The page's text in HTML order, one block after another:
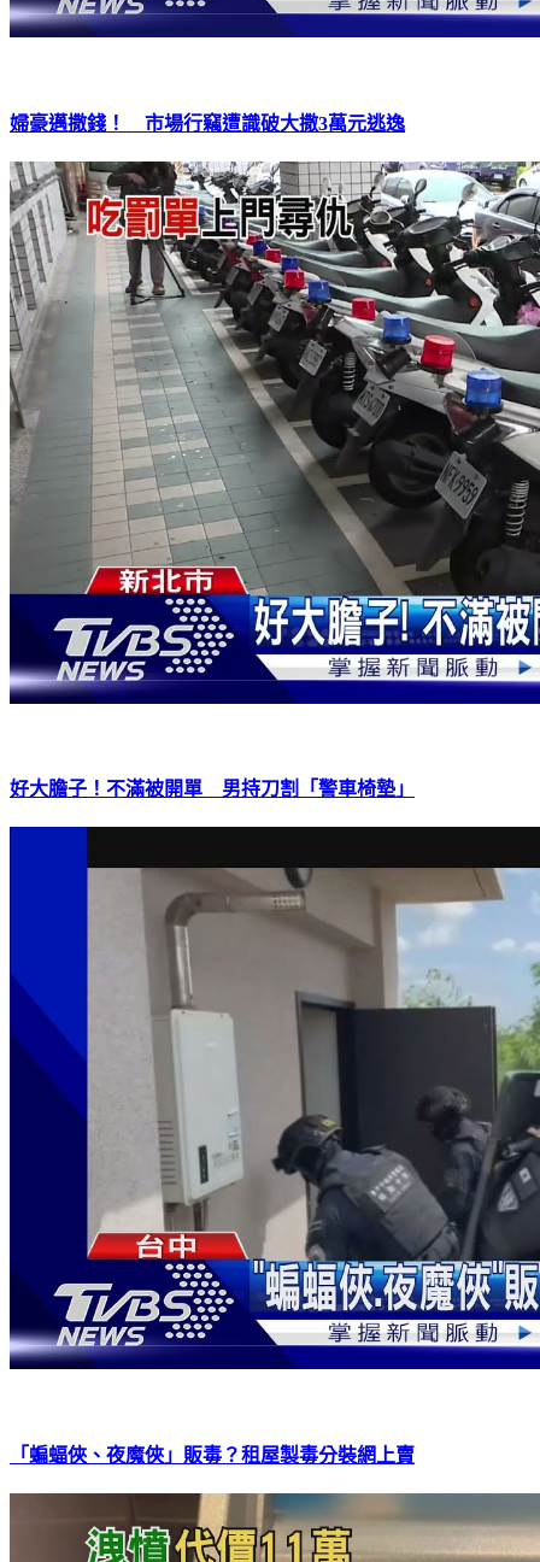
婦豪邁撒錢！ 市場行竊遭識破大撒3萬元逃逸
好大膽子！不滿被開單 男持刀割「警車椅墊」
「蝙蝠俠、夜魔俠」販毒？租屋製毒分裝網上賣